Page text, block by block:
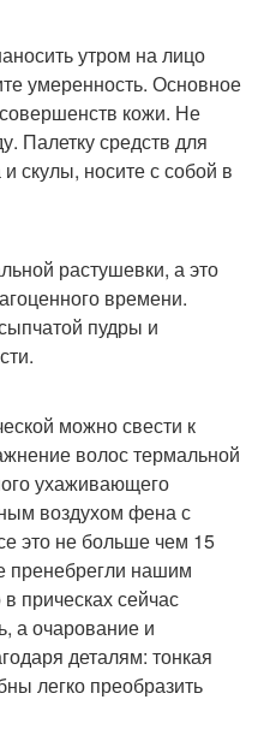
утром на лицо
умеренность. Основное
кожи. Не
Палетку средств для
скулы, носите с собой в
растушевки, а это
времени.
пудры и
можно свести к
волос термальной
ухаживающего
воздухом фена с
это не больше чем 15
пренебрегли нашим
прическах сейчас
а очарование и
деталям: тонкая
легко преобразить